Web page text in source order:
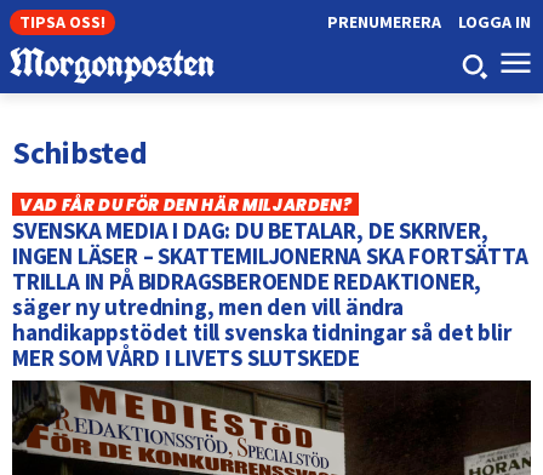
TIPSA OSS! LOGGA IN
PRENUMERERA
Schibsted
VAD FÅR DU FÖR DEN HÄR MILJARDEN?
SVENSKA MEDIA I DAG: DU BETALAR, DE SKRIVER,
INGEN LÄSER – SKATTEMILJONERNA SKA FORTSÄTTA
TRILLA IN PÅ BIDRAGSBEROENDE REDAKTIONER,
säger ny utredning, men den vill ändra
handikappstödet till svenska tidningar så det blir
MER SOM VÅRD I LIVETS SLUTSKEDE